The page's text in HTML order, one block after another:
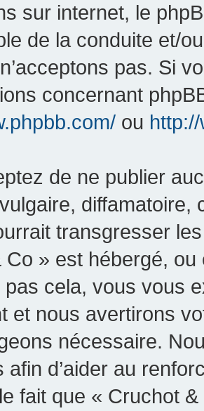
sur internet, le
de la conduite et/
pas. Si
concernant
ou
de ne publier
diffamatoire,
transgresser
Co » est hébergé,
cela, vous vous
et nous avertirons
nécessaire.
afin d’aider au
fait que « Cruchot